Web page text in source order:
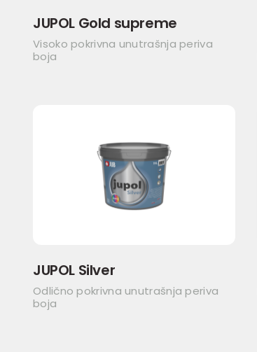
JUPOL Gold supreme
Visoko pokrivna unutrašnja periva
boja
JUPOL Silver
Odlično pokrivna unutrašnja periva
boja